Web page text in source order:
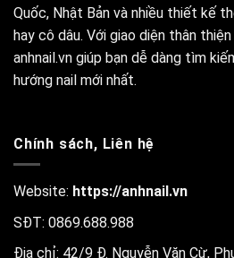
Quốc, Nhật Bản và nhiều thiết kế
hay cô dâu. Với giao diện thân
anhnail.vn giúp bạn dễ dàng tìm
hướng nail mới nhất.
Chính sách, Liên hệ
Website: https://anhnail.vn
SĐT: 0869.688.988
Địa chỉ: 42/9 Đ. Nguyễn Văn Cừ,